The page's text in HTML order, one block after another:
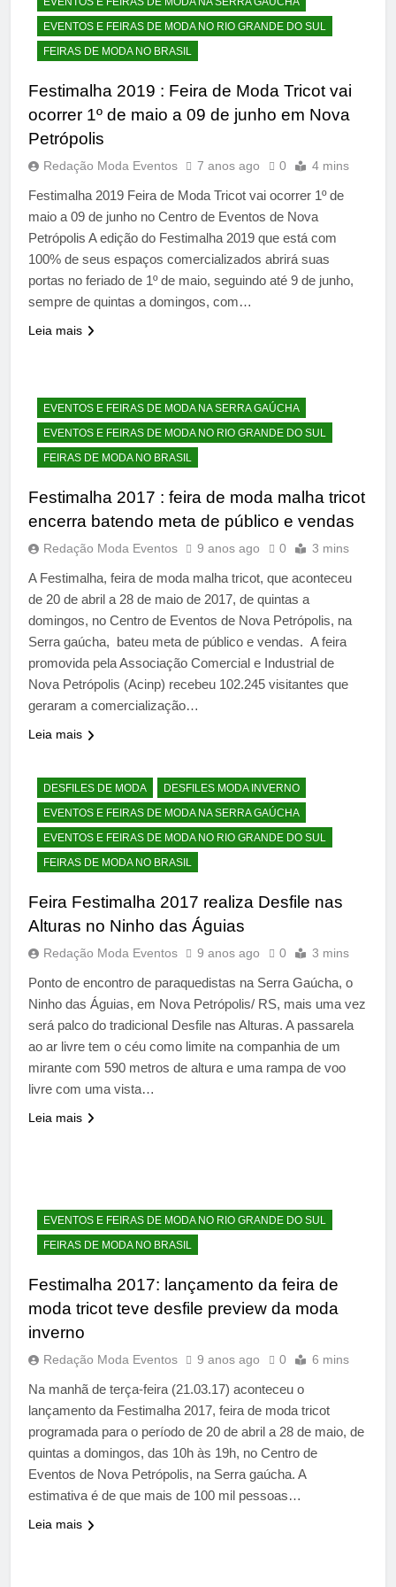
EVENTOS E FEIRAS DE MODA NO RIO GRANDE DO SUL
FEIRAS DE MODA NO BRASIL
Festimalha 2019 : Feira de Moda Tricot vai
ocorrer 1º de maio a 09 de junho em Nova
Petrópolis
Redação Moda Eventos 7 anos ago 0 4 mins
Festimalha 2019 Feira de Moda Tricot vai ocorrer 1º de
maio a 09 de junho no Centro de Eventos de Nova
Petrópolis A edição do Festimalha 2019 que está com
100% de seus espaços comercializados abrirá suas
portas no feriado de 1º de maio, seguindo até 9 de junho,
sempre de quintas a domingos, com…
Leia mais
EVENTOS E FEIRAS DE MODA NA SERRA GAÚCHA
EVENTOS E FEIRAS DE MODA NO RIO GRANDE DO SUL
FEIRAS DE MODA NO BRASIL
Festimalha 2017 : feira de moda malha tricot
encerra batendo meta de público e vendas
Redação Moda Eventos 9 anos ago 0 3 mins
A Festimalha, feira de moda malha tricot, que aconteceu
de 20 de abril a 28 de maio de 2017, de quintas a
domingos, no Centro de Eventos de Nova Petrópolis, na
Serra gaúcha, bateu meta de público e vendas. A feira
promovida pela Associação Comercial e Industrial de
Nova Petrópolis (Acinp) recebeu 102.245 visitantes que
geraram a comercialização…
Leia mais
DESFILES DE MODA
DESFILES MODA INVERNO
EVENTOS E FEIRAS DE MODA NA SERRA GAÚCHA
EVENTOS E FEIRAS DE MODA NO RIO GRANDE DO SUL
FEIRAS DE MODA NO BRASIL
Feira Festimalha 2017 realiza Desfile nas
Alturas no Ninho das Águias
Redação Moda Eventos 9 anos ago 0 3 mins
Ponto de encontro de paraquedistas na Serra Gaúcha, o
Ninho das Águias, em Nova Petrópolis/ RS, mais uma vez
será palco do tradicional Desfile nas Alturas. A passarela
ao ar livre tem o céu como limite na companhia de um
mirante com 590 metros de altura e uma rampa de voo
livre com uma vista…
Leia mais
EVENTOS E FEIRAS DE MODA NO RIO GRANDE DO SUL
FEIRAS DE MODA NO BRASIL
Festimalha 2017: lançamento da feira de
moda tricot teve desfile preview da moda
inverno
Redação Moda Eventos 9 anos ago 0 6 mins
Na manhã de terça-feira (21.03.17) aconteceu o
lançamento da Festimalha 2017, feira de moda tricot
programada para o período de 20 de abril a 28 de maio, de
quintas a domingos, das 10h às 19h, no Centro de
Eventos de Nova Petrópolis, na Serra gaúcha. A
estimativa é de que mais de 100 mil pessoas…
Leia mais